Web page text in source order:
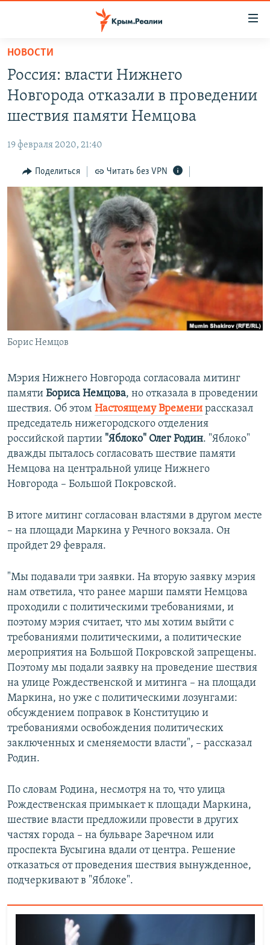
Вернуться
основному
содержанию
главной
навигации
Вернутся
поиску
11 ЛЕТ ОККУПАЦИИ КРЫМА. 11 ИСТОРИЙ СОПРОТИВЛЕНИЯ
ЕЩЕ
ИНТЕРАКТИВ
ИНФОГРАФИКА
ТЕЛЕПРОЕКТ КРЫМ.РЕАЛИИ
СОВЕТЫ ПРАВОЗАЩИТНИКОВ
ПРОПАВШИЕ БЕЗ ВЕСТИ
ПОБЕДИТЕЛЕЙ НЕ СУДЯТ?
КРЫМ.НЕПОКОРЕННЫЙ
УКРАИНСКАЯ ПРОБЛЕМА КРЫМА
РАДІО СВОБОДА
КАК ОБОЙТИ БЛОКИРОВКУ
Українською
Qırımtatar
ПРИСОЕДИНЯЙТЕСЬ!
НОВОСТИ
Россия: власти Нижнего
Новгорода отказали в проведении
шествия памяти Немцова
19 февраля 2020, 21:40
Поделиться Читать без VPN
Борис Немцов
Мэрия Нижнего Новгорода согласовала митинг
памяти Бориса Немцова, но отказала в проведении
шествия. Об этом Настоящему Времени рассказал
председатель нижегородского отделения
российской партии "Яблоко" Олег Родин. "Яблоко"
дважды пыталось согласовать шествие памяти
Немцова на центральной улице Нижнего
Новгорода – Большой Покровской.
В итоге митинг согласован властями в другом месте
– на площади Маркина у Речного вокзала. Он
пройдет 29 февраля.
"Мы подавали три заявки. На вторую заявку мэрия
нам ответила, что ранее марши памяти Немцова
проходили с политическими требованиями, и
поэтому мэрия считает, что мы хотим выйти с
требованиями политическими, а политические
мероприятия на Большой Покровской запрещены.
Поэтому мы подали заявку на проведение шествия
на улице Рождественской и митинга – на площади
Маркина, но уже с политическими лозунгами:
обсуждением поправок в Конституцию и
требованиями освобождения политических
заключенных и сменяемости власти", – рассказал
Родин.
По словам Родина, несмотря на то, что улица
Рождественская примыкает к площади Маркина,
шествие власти предложили провести в других
частях города – на бульваре Заречном или
проспекта Бусыгина вдали от центра. Решение
отказаться от проведения шествия вынужденное,
подчеркивают в "Яблоке".